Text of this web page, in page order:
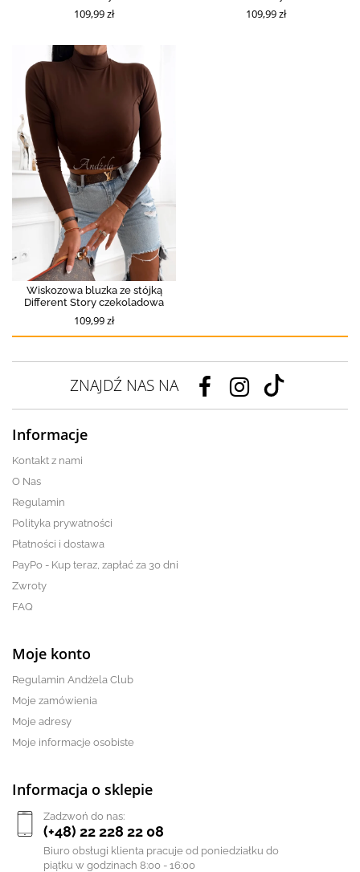
109,99 zł 109,99 zł
Wiskozowa bluzka ze stójką
Different Story czekoladowa
109,99 zł
ZNAJDŹ NAS NA
Informacje
Kontakt z nami
O Nas
Regulamin
Polityka prywatności
Płatności i dostawa
PayPo - Kup teraz, zapłać za 30 dni
Zwroty
FAQ
Moje konto
Regulamin Andżela Club
Moje zamówienia
Moje adresy
Moje informacje osobiste
Informacja o sklepie
Zadzwoń do nas:
(+48) 22 228 22 08
Biuro obsługi klienta pracuje od poniedziałku do
piątku w godzinach 8:00 - 16:00